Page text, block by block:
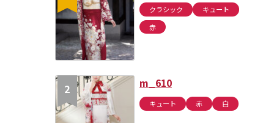
クラシック
キュート
赤
m_610
キュート 赤 白